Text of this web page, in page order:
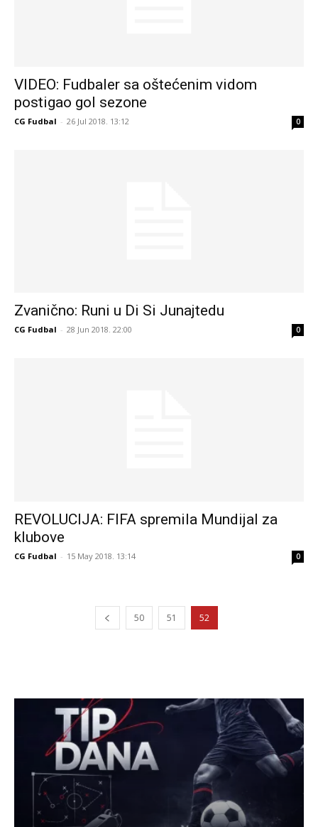
VIDEO: Fudbaler sa oštećenim vidom
postigao gol sezone
CG Fudbal - 26 Jul 2018. 13:12 0
Zvanično: Runi u Di Si Junajtedu
CG Fudbal - 28 Jun 2018. 22:00 0
REVOLUCIJA: FIFA spremila Mundijal za
klubove
CG Fudbal - 15 May 2018. 13:14 0
50 51 52